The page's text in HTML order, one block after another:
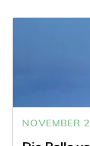
NOVEMBER